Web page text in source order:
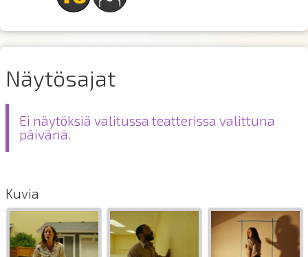
Näytösajat
Ei näytöksiä valitussa teatterissa valittuna
päivänä.
Kuvia